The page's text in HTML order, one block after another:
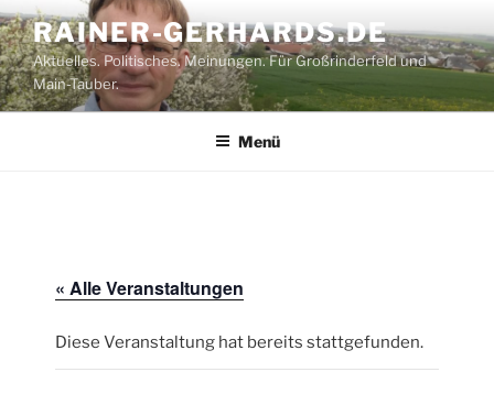
Zum
Inhalt
springen
RAINER-GERHARDS.DE
Aktuelles. Politisches. Meinungen. Für Großrinderfeld und
Main-Tauber.
Menü
« Alle Veranstaltungen
Diese Veranstaltung hat bereits stattgefunden.